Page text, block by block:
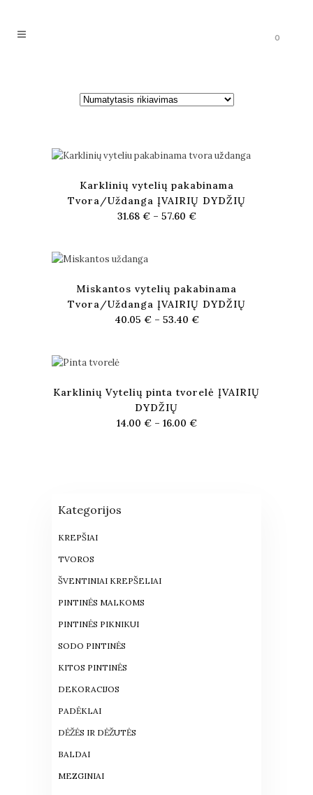
0
Karklinių vytelių pakabinama
Tvora/Uždanga ĮVAIRIŲ DYDŽIŲ
31.68 €– 57.60 €
Miskantos vytelių pakabinama
Tvora/Uždanga ĮVAIRIŲ DYDŽIŲ
40.05 €– 53.40 €
Karklinių Vytelių pinta tvorelė ĮVAIRIŲ
DYDŽIŲ
14.00 €– 16.00 €
Kategorijos
KREPŠIAI
TVOROS
ŠVENTINIAI KREPŠELIAI
PINTINĖS MALKOMS
PINTINĖS PIKNIKUI
SODO PINTINĖS
KITOS PINTINĖS
DEKORACIJOS
PADĖKLAI
DĖŽĖS IR DĖŽUTĖS
BALDAI
MEZGINIAI